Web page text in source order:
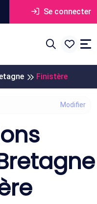
Se connecter
Finistère